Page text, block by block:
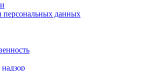
персональных данных